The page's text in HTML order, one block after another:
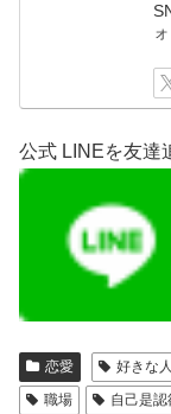
公式 LINEを友達
恋愛 好きな人
職場
自己是認